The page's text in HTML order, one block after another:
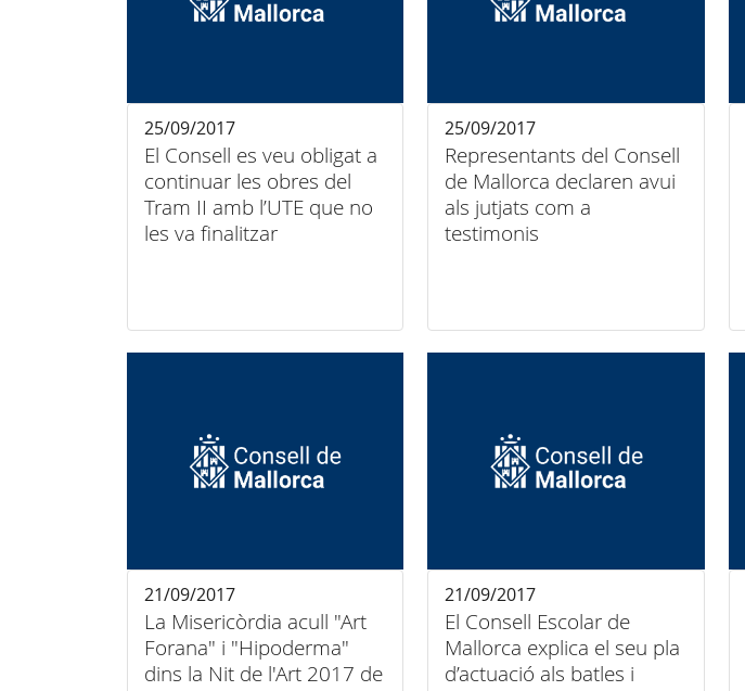
El Consell es veu obligat a
continuar les obres del
Tram II amb l’UTE que no
les va finalitzar
25/09/2017
Representants del Consell
de Mallorca declaren avui
als jutjats com a
testimonis
25/09/2017
La Misericòrdia acull "Art
Forana" i "Hipoderma"
dins la Nit de l'Art 2017 de
21/09/2017
El Consell Escolar de
Mallorca explica el seu pla
d’actuació als batles i
21/09/2017